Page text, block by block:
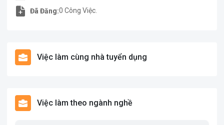
Đã Đăng:0 Công Việc.
Việc làm cùng nhà tuyển dụng
Việc làm theo ngành nghề